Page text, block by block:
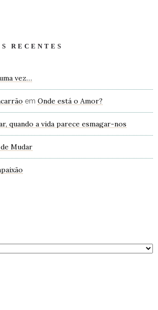
RECENTES
vez…
em Onde está o Amor?
quando a vida parece esmagar-nos
Mudar